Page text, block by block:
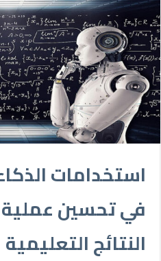
استخدامات
في تحسين عملية
النتائج التعليمية